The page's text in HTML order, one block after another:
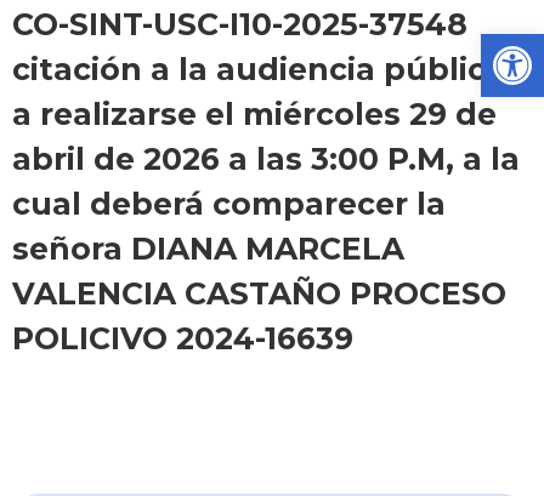
CO-SINT-USC-I10-2025-37548
citación a la audiencia pública
a realizarse el miércoles 29 de
abril de 2026 a las 3:00 P.M, a la
cual deberá comparecer la
señora DIANA MARCELA
VALENCIA CASTAÑO PROCESO
POLICIVO 2024-16639